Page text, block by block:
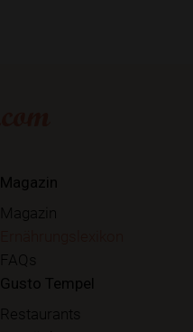
Magazin
Magazin
FAQs
Gusto Tempel
Restaurants